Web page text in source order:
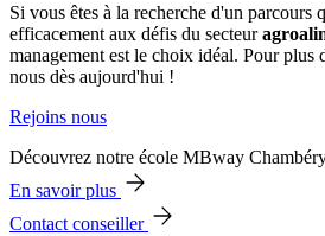
Si vous êtes à la recherche d'un parcours
efficacement aux défis du secteur
management est le choix idéal. Pour plus
nous dès aujourd'hui !
Rejoins nous
Découvrez notre école MBway
En savoir plus
Contact conseiller